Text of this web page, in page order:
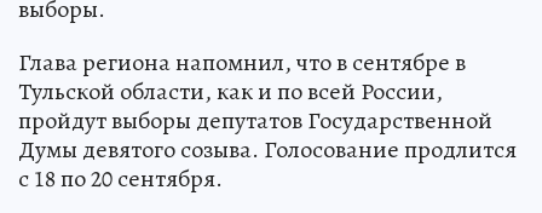
выборы.
Глава региона напомнил, что в сентябре в
Тульской области, как и по всей России,
пройдут выборы депутатов Государственной
Думы девятого созыва. Голосование продлится
с 18 по 20 сентября.